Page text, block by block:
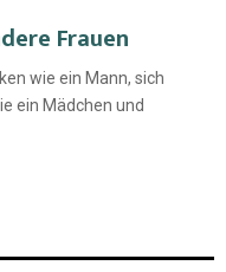
Frauen
wie ein Mann, sich
ein Mädchen und